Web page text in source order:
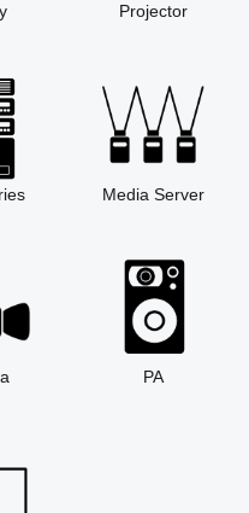
Projector
Media Server
PA